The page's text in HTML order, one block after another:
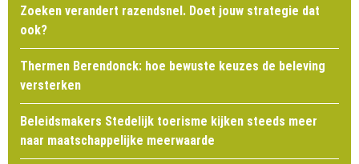
Zoeken verandert razendsnel. Doet jouw strategie dat
ook?
Thermen Berendonck: hoe bewuste keuzes de beleving
versterken
Beleidsmakers Stedelijk toerisme kijken steeds meer
naar maatschappelijke meerwaarde